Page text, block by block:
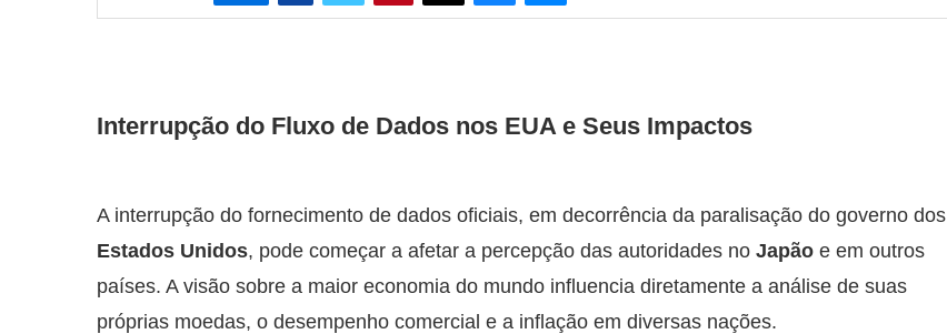
Interrupção do Fluxo de Dados nos EUA e Seus Impactos
A interrupção do fornecimento de dados oficiais, em decorrência da paralisação do governo dos
Estados Unidos, pode começar a afetar a percepção das autoridades no Japão e em outros
países. A visão sobre a maior economia do mundo influencia diretamente a análise de suas
próprias moedas, o desempenho comercial e a inflação em diversas nações.